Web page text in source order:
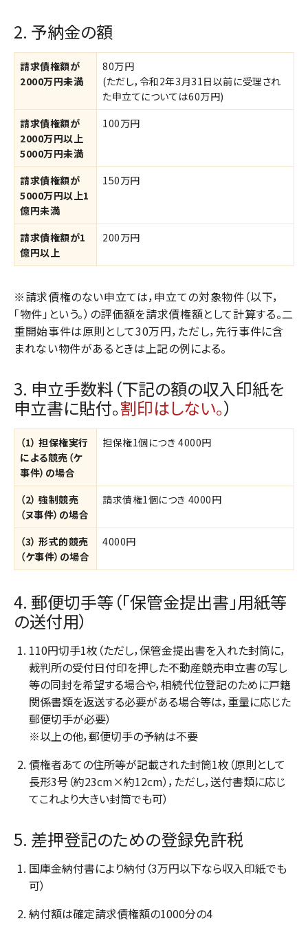
2. 予納金の額
請求債権額が
2000万円未満
80万円
(ただし，令和2年3月31日以前に受理され
た申立てについては60万円)
請求債権額が
2000万円以上
5000万円未満
100万円
請求債権額が
5000万円以上1
億円未満
150万円
請求債権額が1
億円以上
200万円
※請求債権のない申立ては，申立ての対象物件（以下，
「物件」という。）の評価額を請求債権額として計算する。二
重開始事件は原則として30万円，ただし，先行事件に含
まれない物件があるときは上記の例による。
3. 申立手数料（下記の額の収入印紙を
申立書に貼付。割印はしない。）
（1） 担保権実行
による競売（ケ
事件）の場合
担保権1個につき 4000円
（2） 強制競売
（ヌ事件）の場合
請求債権1個につき 4000円
（3） 形式的競売
（ケ事件）の場合
4000円
4. 郵便切手等（「保管金提出書」用紙等
の送付用）
110円切手1枚（ただし，保管金提出書を入れた封筒に，
裁判所の受付日付印を押した不動産競売申立書の写し
等の同封を希望する場合や，相続代位登記のために戸籍
関係書類を返送する必要がある場合等は，重量に応じた
郵便切手が必要）
※以上の他，郵便切手の予納は不要
債権者あての住所等が記載された封筒1枚（原則として
長形3号（約23cm×約12cm），ただし，送付書類に応じ
てこれより大きい封筒でも可）
5. 差押登記のための登録免許税
国庫金納付書により納付（3万円以下なら収入印紙でも
可）
納付額は確定請求債権額の1000分の4